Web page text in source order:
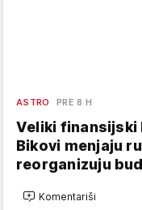
ASTRO PRE 8 H
Veliki finansijski
Bikovi menjaju
reorganizuju
Komentariši